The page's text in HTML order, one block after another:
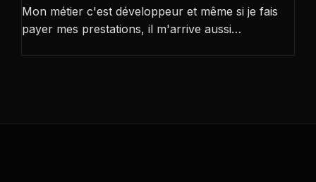
Mon métier c'est développeur et même si je fais
payer mes prestations, il m'arrive aussi…